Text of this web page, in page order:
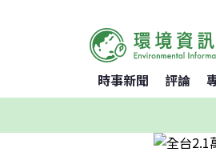
時事新聞 評論